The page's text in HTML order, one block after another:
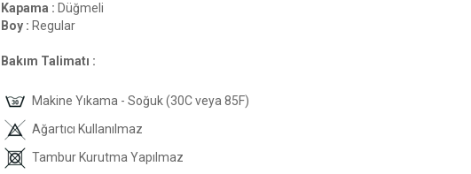
Kapama : Düğmeli
Boy : Regular
Bakım Talimatı :
Makine Yıkama - Soğuk (30C veya 85F)
Ağartıcı Kullanılmaz
Tambur Kurutma Yapılmaz